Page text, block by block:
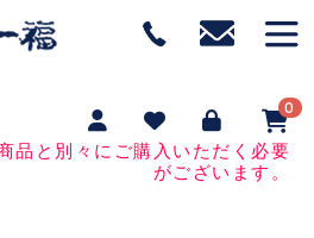
0
品と別々にご購入いただく必要
がございます。